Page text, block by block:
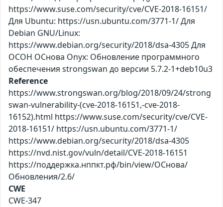
https://www.suse.com/security/cve/CVE-2018-16151/
Для Ubuntu: https://usn.ubuntu.com/3771-1/ Для
Debian GNU/Linux:
https://www.debian.org/security/2018/dsa-4305 Для
ОСОН ОСнова Оnyx: Обновление программного
обеспечения strongswan до версии 5.7.2-1+deb10u3
Reference
https://www.strongswan.org/blog/2018/09/24/strong
swan-vulnerability-(cve-2018-16151,-cve-2018-
16152).html https://www.suse.com/security/cve/CVE-
2018-16151/ https://usn.ubuntu.com/3771-1/
https://www.debian.org/security/2018/dsa-4305
https://nvd.nist.gov/vuln/detail/CVE-2018-16151
https://поддержка.нппкт.рф/bin/view/ОСнова/
Обновления/2.6/
CWE
CWE-347